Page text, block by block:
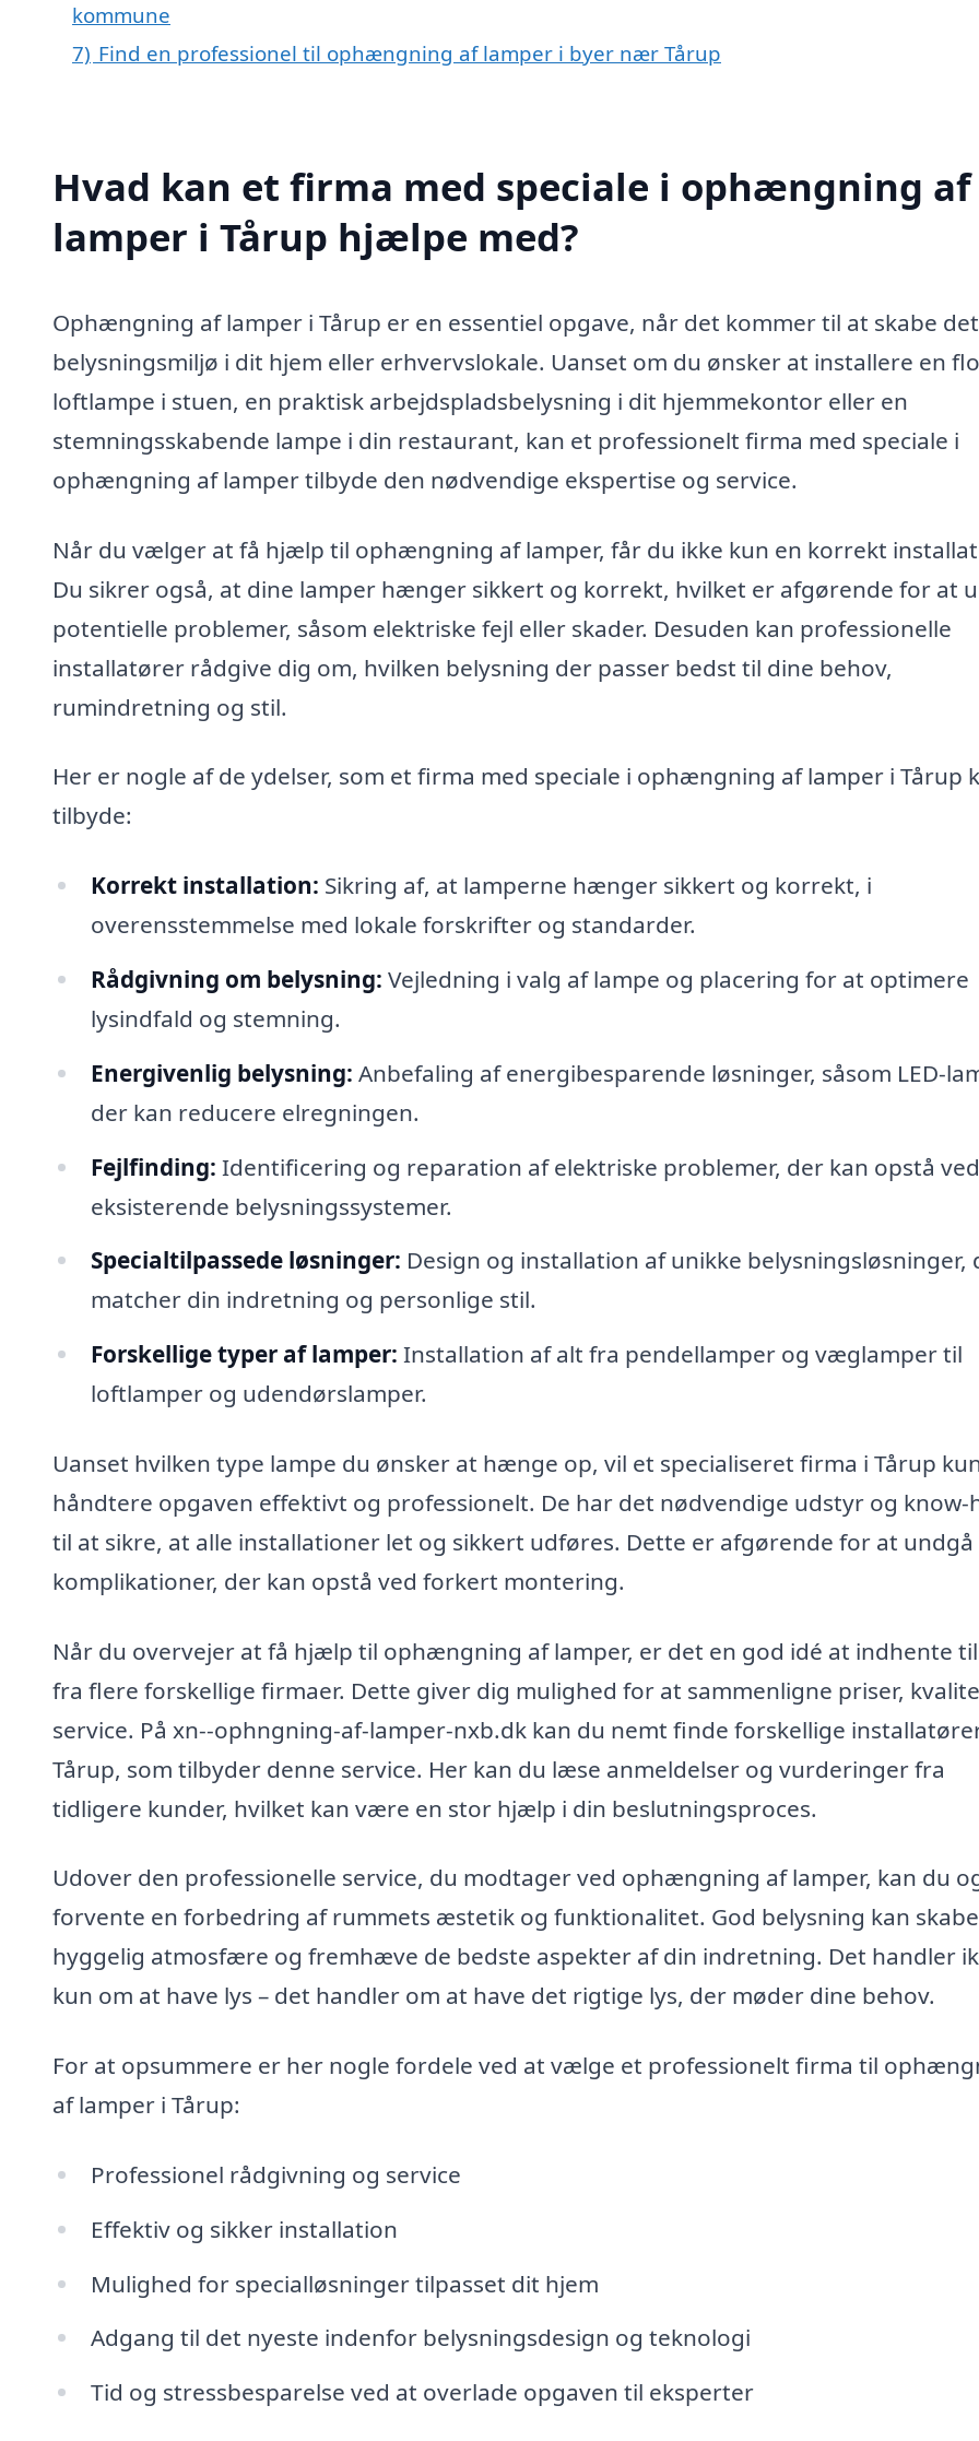
kommune
7) Find en professionel til ophængning af lamper i byer nær Tårup
Hvad kan et firma med speciale i ophængning af
lamper i Tårup hjælpe med?
Ophængning af lamper i Tårup er en essentiel opgave, når det kommer til at skabe
belysningsmiljø i dit hjem eller erhvervslokale. Uanset om du ønsker at installere en
loftlampe i stuen, en praktisk arbejdspladsbelysning i dit hjemmekontor eller en
stemningsskabende lampe i din restaurant, kan et professionelt firma med speciale i
ophængning af lamper tilbyde den nødvendige ekspertise og service.
Når du vælger at få hjælp til ophængning af lamper, får du ikke kun en korrekt
Du sikrer også, at dine lamper hænger sikkert og korrekt, hvilket er afgørende for at
potentielle problemer, såsom elektriske fejl eller skader. Desuden kan professionelle
installatører rådgive dig om, hvilken belysning der passer bedst til dine behov,
rumindretning og stil.
Her er nogle af de ydelser, som et firma med speciale i ophængning af lamper i Tårup
tilbyde:
Korrekt installation: Sikring af, at lamperne hænger sikkert og korrekt, i
overensstemmelse med lokale forskrifter og standarder.
Rådgivning om belysning: Vejledning i valg af lampe og placering for at optimere
lysindfald og stemning.
Energivenlig belysning: Anbefaling af energibesparende løsninger, såsom LED-
der kan reducere elregningen.
Fejlfinding: Identificering og reparation af elektriske problemer, der kan opstå ved
eksisterende belysningssystemer.
Specialtilpassede løsninger: Design og installation af unikke belysningsløsninger,
matcher din indretning og personlige stil.
Forskellige typer af lamper: Installation af alt fra pendellamper og væglamper til
loftlamper og udendørslamper.
Uanset hvilken type lampe du ønsker at hænge op, vil et specialiseret firma i Tårup
håndtere opgaven effektivt og professionelt. De har det nødvendige udstyr og know-
til at sikre, at alle installationer let og sikkert udføres. Dette er afgørende for at undgå
komplikationer, der kan opstå ved forkert montering.
Når du overvejer at få hjælp til ophængning af lamper, er det en god idé at indhente
fra flere forskellige firmaer. Dette giver dig mulighed for at sammenligne priser,
service. På xn--ophngning-af-lamper-nxb.dk kan du nemt finde forskellige
Tårup, som tilbyder denne service. Her kan du læse anmeldelser og vurderinger fra
tidligere kunder, hvilket kan være en stor hjælp i din beslutningsproces.
Udover den professionelle service, du modtager ved ophængning af lamper, kan du
forvente en forbedring af rummets æstetik og funktionalitet. God belysning kan
hyggelig atmosfære og fremhæve de bedste aspekter af din indretning. Det handler
kun om at have lys – det handler om at have det rigtige lys, der møder dine behov.
For at opsummere er her nogle fordele ved at vælge et professionelt firma til
af lamper i Tårup:
Professionel rådgivning og service
Effektiv og sikker installation
Mulighed for specialløsninger tilpasset dit hjem
Adgang til det nyeste indenfor belysningsdesign og teknologi
Tid og stressbesparelse ved at overlade opgaven til eksperter